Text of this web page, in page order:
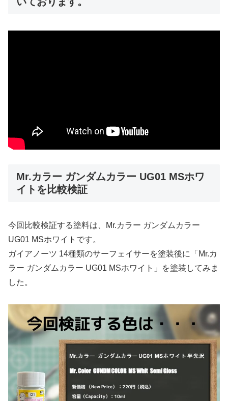
Mr.カラー ガンダムカラー UG01 MSホワ
イトを比較検証
今回比較検証する塗料は、Mr.カラー ガンダムカラー
UG01 MSホワイトです。
ガイアノーツ 14種類のサーフェイサーを塗装後に「Mr.カ
ラー ガンダムカラー UG01 MSホワイト」を塗装してみま
した。